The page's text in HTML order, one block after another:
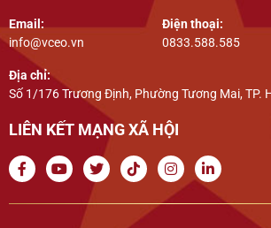
Email:
info@vceo.vn
Điện thoại:
0833.588.585
Địa chỉ:
Số 1/176 Trương Định, Phường Tương Mai, TP.
LIÊN KẾT MẠNG XÃ HỘI